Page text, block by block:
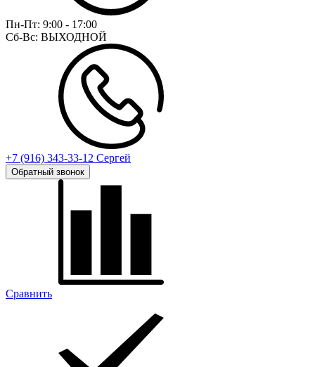
Пн-Пт: 9:00 - 17:00
Сб-Вс: ВЫХОДНОЙ
+7 (916) 343-33-12 Сергей
Обратный звонок
Сравнить